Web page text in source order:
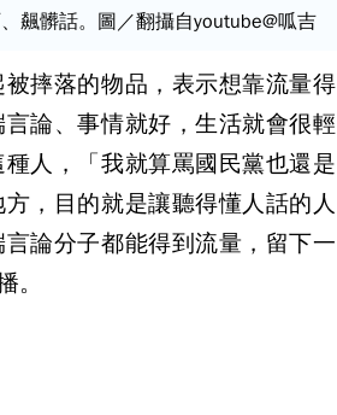
飆髒話。圖／翻攝自youtube@呱吉
摔落的物品，表示想靠流量得
論、事情就好，生活就會很輕
人，「我就算罵國民黨也還是
，目的就是讓聽得懂人話的人
論分子都能得到流量，留下一
。